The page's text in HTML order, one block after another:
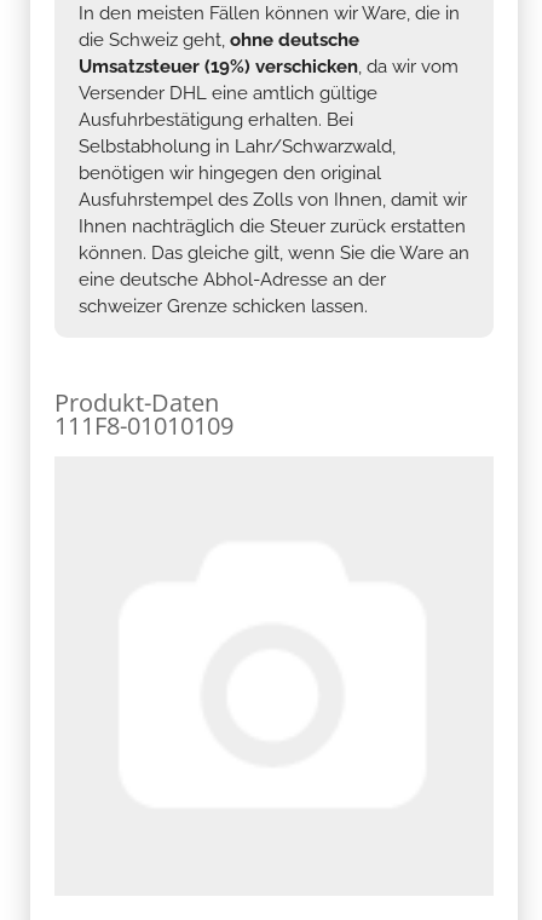
In den meisten Fällen können wir Ware, die in
die Schweiz geht, ohne deutsche
Umsatzsteuer (19%) verschicken, da wir vom
Versender DHL eine amtlich gültige
Ausfuhrbestätigung erhalten. Bei
Selbstabholung in Lahr/Schwarzwald,
benötigen wir hingegen den original
Ausfuhrstempel des Zolls von Ihnen, damit wir
Ihnen nachträglich die Steuer zurück erstatten
können. Das gleiche gilt, wenn Sie die Ware an
eine deutsche Abhol-Adresse an der
schweizer Grenze schicken lassen.
Produkt-Daten
111F8-01010109